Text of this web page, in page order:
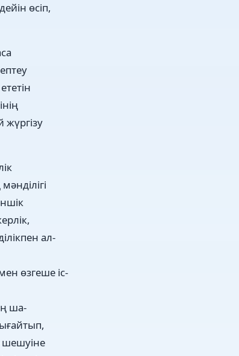
өсіп,
ал-
өзгеше іс-
ша-
шешуіне